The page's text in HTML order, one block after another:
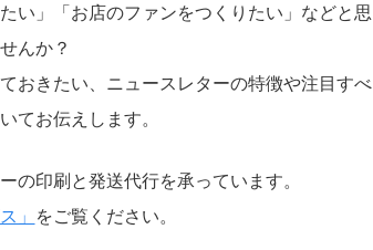
い」「お店のファンをつくりたい」などと思
んか？
おきたい、ニュースレターの特徴や注目すべ
てお伝えします。
印刷と発送代行を承っています。
」 をご覧ください。